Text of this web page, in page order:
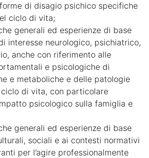
di disagio psichico specifiche
ciclo di vita;
generali ed esperienze di base
interesse neurologico, psichiatrico,
anche con riferimento alle
e psicologiche di
e metaboliche e delle patologie
ciclo di vita, con particolare
psicologico sulla famiglia e
generali ed esperienze di base
sociali e ai contesti normativi
per l’agire professionalmente